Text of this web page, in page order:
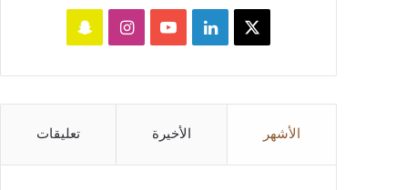
لينكدإن‫YouTubeانستقرامسناب
الأشهر الأخيرة تعليقات